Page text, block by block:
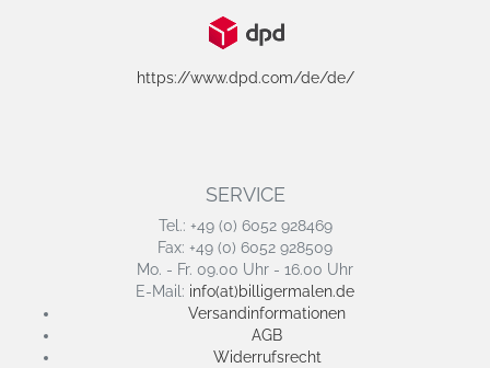
https://www.dpd.com/de/de/
SERVICE
Tel.: +49 (0) 6052 928469
Fax: +49 (0) 6052 928509
Mo. - Fr. 09.00 Uhr - 16.00 Uhr
E-Mail: info(at)billigermalen.de
Versandinformationen
AGB
Widerrufsrecht